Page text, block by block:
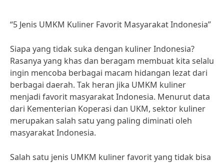
“5 Jenis UMKM Kuliner Favorit Masyarakat Indonesia”
Siapa yang tidak suka dengan kuliner Indonesia?
Rasanya yang khas dan beragam membuat kita selalu
ingin mencoba berbagai macam hidangan lezat dari
berbagai daerah. Tak heran jika UMKM kuliner
menjadi favorit masyarakat Indonesia. Menurut data
dari Kementerian Koperasi dan UKM, sektor kuliner
merupakan salah satu yang paling diminati oleh
masyarakat Indonesia.
Salah satu jenis UMKM kuliner favorit yang tidak bisa